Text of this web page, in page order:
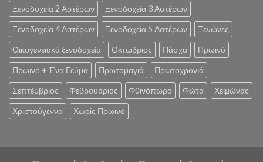
Ξενοδοχεία 2 Αστέρων Ξενοδοχεία 3 Αστέρων
Ξενοδοχεία 4 Αστέρων Ξενοδοχεία 5 Αστέρων Ξενώνες
Οικογενειακά ξενοδοχεία Οκτώβριος Πάσχα Πρωινό
Πρωινό + Ένα Γεύμα Πρωτομαγιά Πρωτοχρονιά
Σεπτέμβριος Φεβρουάριος Φθινόπωρο Φώτα Χειμώνας
Χριστούγεννα Χωρίς Πρωινό